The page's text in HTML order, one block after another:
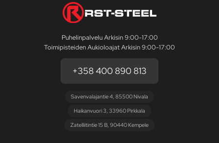
Puhelinpalvelu Arkisin 9:00-17:00
Toimipisteiden Aukioloajat Arkisin 9:00-17:00
+358 400 890 813
Savenvalajantie 4, 85500 Nivala
Haikanvuori 3, 33960 Pirkkala
Zatelliitintie 15 B, 90440 Kempele